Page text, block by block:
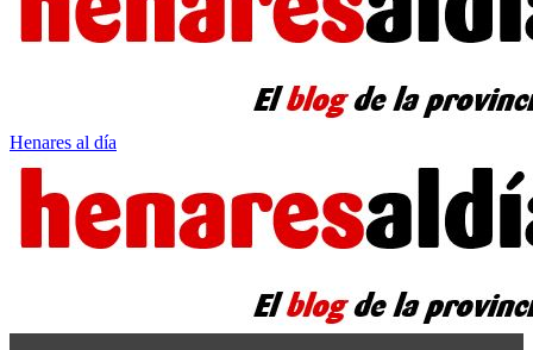
Henares al día